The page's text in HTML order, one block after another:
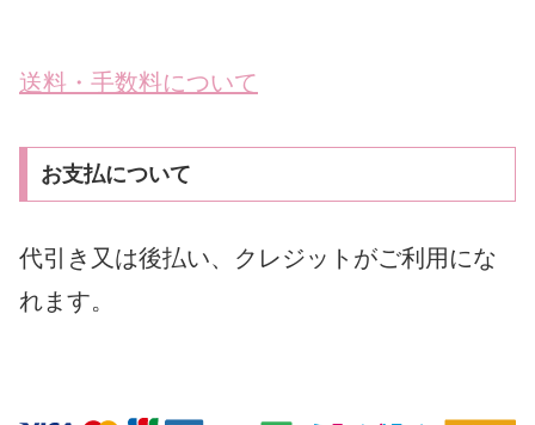
送料・手数料について
お支払について
代引き又は後払い、クレジットがご利用にな
れます。